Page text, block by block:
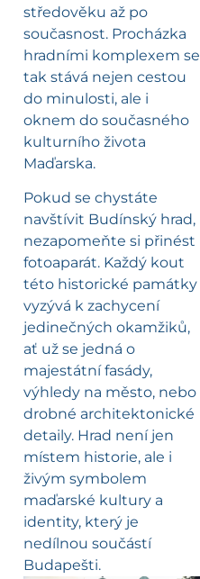
středověku až po
současnost. Procházka
hradními komplexem se
tak stává nejen cestou
do minulosti, ale i
oknem do současného
kulturního života
Maďarska.
Pokud se chystáte
navštívit Budínský hrad,
nezapomeňte si přinést
fotoaparát. Každý kout
této historické památky
vyzývá k zachycení
jedinečných okamžiků,
ať už se jedná o
majestátní fasády,
výhledy na město, nebo
drobné architektonické
detaily. Hrad není jen
místem historie, ale i
živým symbolem
maďarské kultury a
identity, který je
nedílnou součástí
Budapešti.